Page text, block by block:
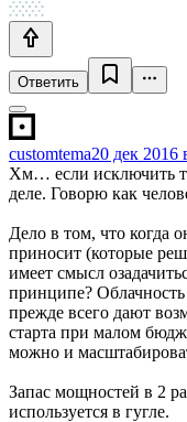
Ответить
customtema20 дек 2016
Хм… если исключить
деле. Говорю как
Дело в том, что когда
приносит (которые
имеет смысл
принципе?
прежде всего дают
старта при малом
можно и
Запас мощностей в 2
используется в гугле.